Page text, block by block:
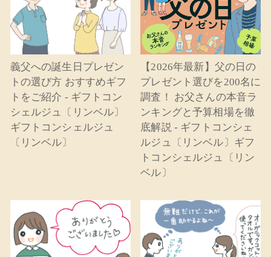
義父への誕生日プレゼン
トの選び方 おすすめギフ
トをご紹介 - ギフトコン
シェルジュ〔リンベル〕
ギフトコンシェルジュ
〔リンベル〕
【2026年最新】父の日の
プレゼント選びを200名に
調査！ お父さんの本音ラ
ンキングと予算相場を徹
底解説 - ギフトコンシェ
ルジュ〔リンベル〕ギフ
トコンシェルジュ〔リン
ベル〕